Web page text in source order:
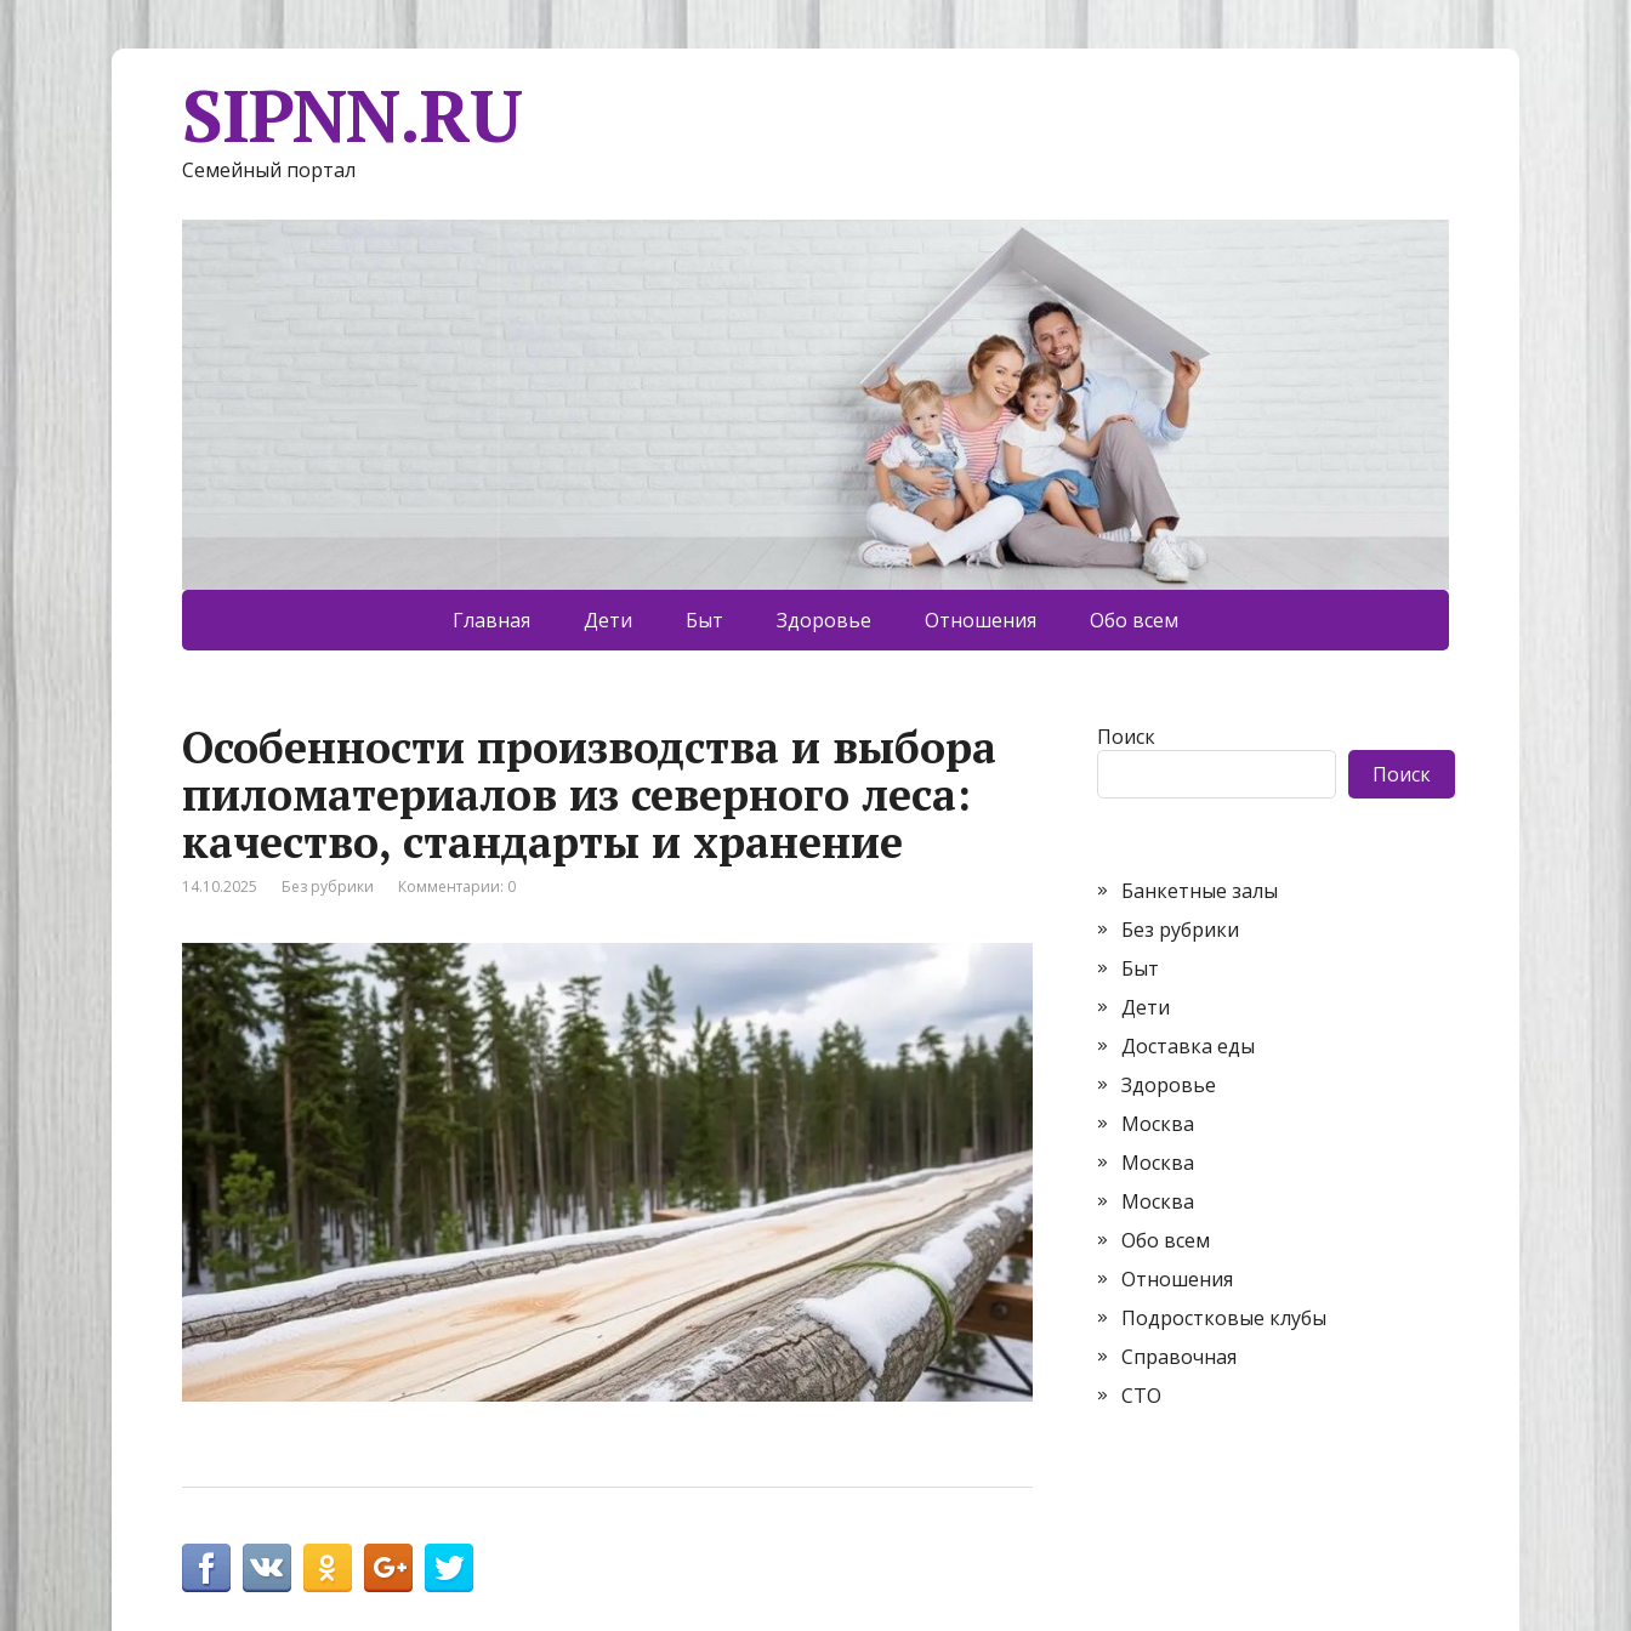
SIPNN.RU
Семейный портал
Главная Дети Быт Здоровье Отношения Обо всем
Особенности производства и выбора
пиломатериалов из северного леса:
качество, стандарты и хранение
14.10.2025 Без рубрики Комментарии: 0
Поиск
Поиск
Банкетные залы
Без рубрики
Быт
Дети
Доставка еды
Здоровье
Москва
Москва
Москва
Обо всем
Отношения
Подростковые клубы
Справочная
СТО